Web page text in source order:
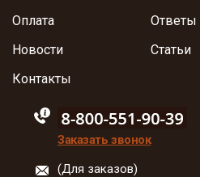
Оплата
Новости
Ответы
Статьи
Контакты
88005555550
Заказать звонок
(Для заказов)